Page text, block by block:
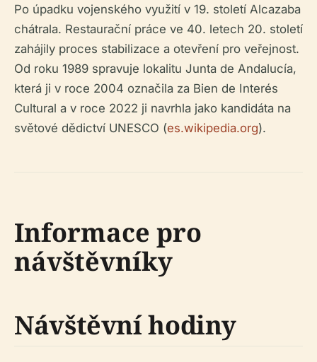
Po úpadku vojenského využití v 19. století Alcazaba
chátrala. Restaurační práce ve 40. letech 20. století
zahájily proces stabilizace a otevření pro veřejnost.
Od roku 1989 spravuje lokalitu Junta de Andalucía,
která ji v roce 2004 označila za Bien de Interés
Cultural a v roce 2022 ji navrhla jako kandidáta na
světové dědictví UNESCO (es.wikipedia.org).
Informace pro
návštěvníky
Návštěvní hodiny